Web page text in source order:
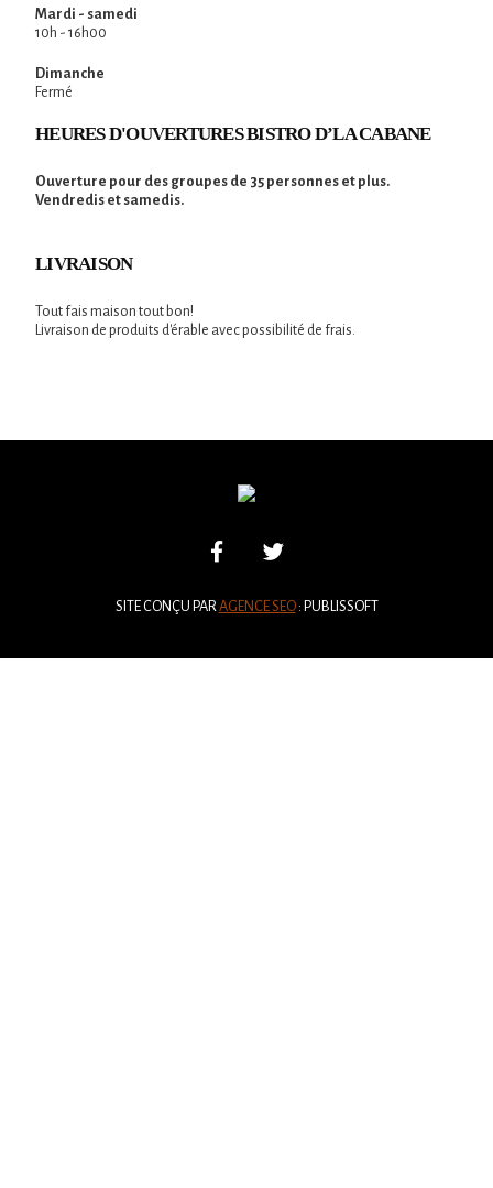
Mardi - samedi
10h - 16h00
Dimanche
Fermé
HEURES D'OUVERTURES BISTRO D’LA CABANE
Ouverture pour des groupes de 35 personnes et plus.
Vendredis et samedis.
LIVRAISON
Tout fais maison tout bon!
Livraison de produits d'érable avec possibilité de frais.
SITE CONÇU PAR AGENCE SEO: PUBLISSOFT